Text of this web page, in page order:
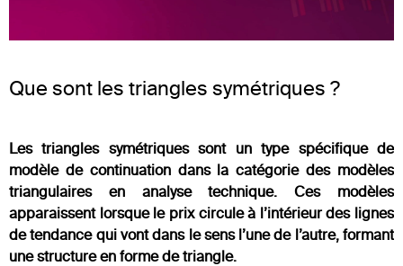
Conclusion
Que sont les triangles symétriques ?
Les triangles symétriques sont un type spécifique de
modèle de continuation dans la catégorie des modèles
triangulaires en analyse technique. Ces modèles
apparaissent lorsque le prix circule à l’intérieur des lignes
de tendance qui vont dans le sens l’une de l’autre, formant
une structure en forme de triangle.